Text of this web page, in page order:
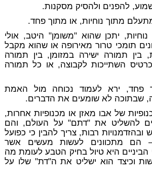
להפנים ולהסיק מסקנות.
מתוך נוחיות, או מתוך פחד.
יתכן שהוא "משומן" היטב, אולי
תומכי טרור מאירופה או שהוא מקבל
תמורה ישירה במזומן, בין תמורה
השתייכות לקבוצה, או כל תמורה
פחד, ירא לעמוד נכוחה מול האמת
שבתוכה לא שומעים את הדברים.
של אבו מאזן או מכנופיות אחרות,
להשליט את "דתם" על העולם, והם
רבות, צריך להבין כי כפועל
– הם מתכוונים לעשות מעשים אשר
הביניים היא טיול בחיק הטבע לעומת מה
וכיצד הוא ישליט את ה"דת" שלו על